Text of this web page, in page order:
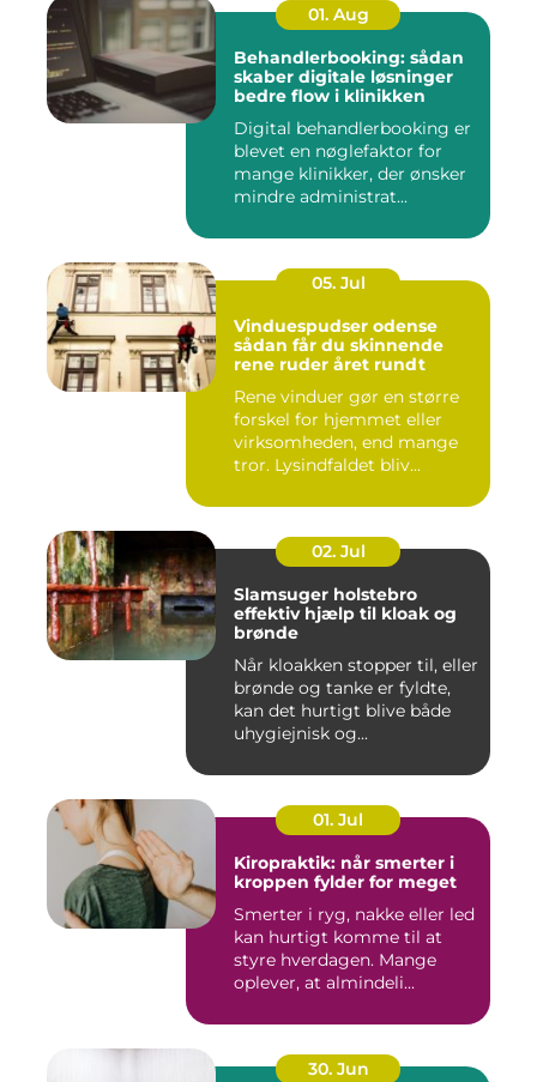
01. Aug
Behandlerbooking: sådan
skaber digitale løsninger
bedre flow i klinikken
Digital behandlerbooking er
blevet en nøglefaktor for
mange klinikker, der ønsker
mindre administrat...
05. Jul
Vinduespudser odense
sådan får du skinnende
rene ruder året rundt
Rene vinduer gør en større
forskel for hjemmet eller
virksomheden, end mange
tror. Lysindfaldet bliv...
02. Jul
Slamsuger holstebro
effektiv hjælp til kloak og
brønde
Når kloakken stopper til, eller
brønde og tanke er fyldte,
kan det hurtigt blive både
uhygiejnisk og...
01. Jul
Kiropraktik: når smerter i
kroppen fylder for meget
Smerter i ryg, nakke eller led
kan hurtigt komme til at
styre hverdagen. Mange
oplever, at almindeli...
30. Jun